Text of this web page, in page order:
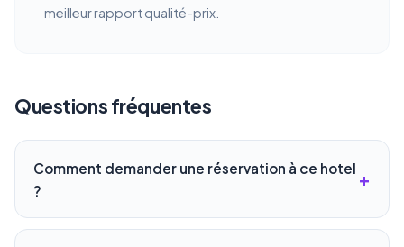
meilleur rapport qualité-prix.
Questions fréquentes
Comment demander une réservation à ce hotel
?